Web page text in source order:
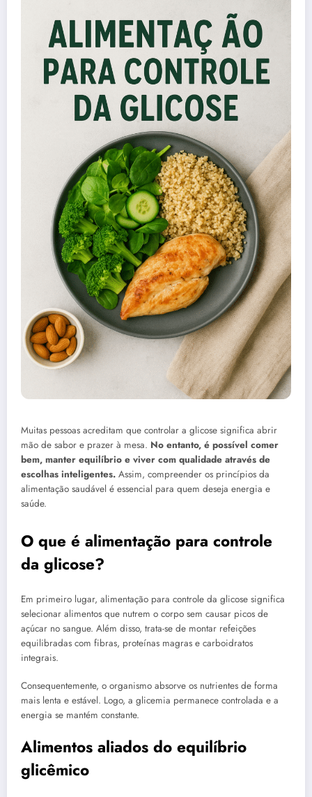
Muitas pessoas acreditam que controlar a glicose significa abrir
mão de sabor e prazer à mesa. No entanto, é possível comer
bem, manter equilíbrio e viver com qualidade através de
escolhas inteligentes. Assim, compreender os princípios da
alimentação saudável é essencial para quem deseja energia e
saúde.
O que é alimentação para controle
da glicose?
Em primeiro lugar, alimentação para controle da glicose significa
selecionar alimentos que nutrem o corpo sem causar picos de
açúcar no sangue. Além disso, trata-se de montar refeições
equilibradas com fibras, proteínas magras e carboidratos
integrais.
Consequentemente, o organismo absorve os nutrientes de forma
mais lenta e estável. Logo, a glicemia permanece controlada e a
energia se mantém constante.
Alimentos aliados do equilíbrio
glicêmico